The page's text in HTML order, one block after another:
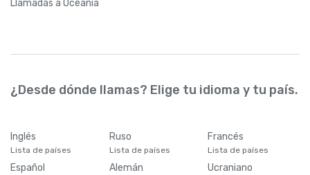
Llamadas a Oceanía
¿Desde dónde llamas? Elige tu idioma y tu país.
Inglés
Lista de países
Ruso
Lista de países
Francés
Lista de países
Español Alemán Ucraniano